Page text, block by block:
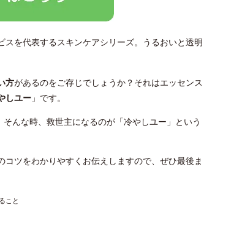
スを代表するスキンケアシリーズ。うるおいと透明
方があるのをご存じでしょうか？それはエッセンス
しユー 」です。
んな時、救世主になるのが「冷やしユー」という
ツをわかりやすくお伝えしますので、ぜひ最後ま
こと